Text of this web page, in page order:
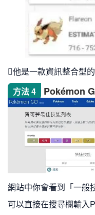
他是一款資訊整合型
方法 4
Pokémon
網站中你會看到「一般
可以直接在搜尋欄輸入